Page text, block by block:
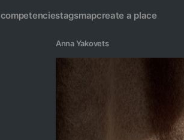
competenciestagsmapcreate a place
Anna Yakovets